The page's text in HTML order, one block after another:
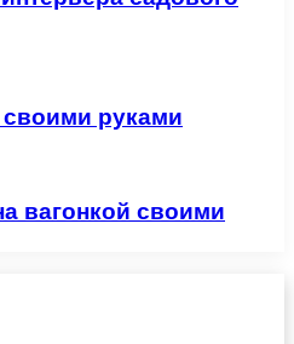
своими руками
вагонкой своими